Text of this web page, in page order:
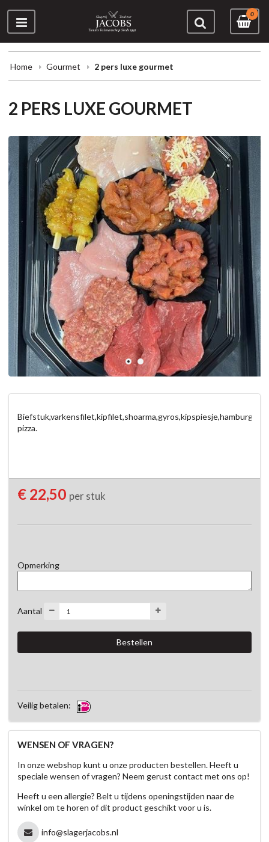
0
Home Gourmet 2 pers luxe gourmet
2 PERS LUXE GOURMET
pizza.
€ 22,50 per stuk
Opmerking
Aantal
Veilig betalen:
WENSEN OF VRAGEN?
In onze webshop kunt u onze producten bestellen. Heeft u
speciale wensen of vragen? Neem gerust contact met ons op!
Heeft u een allergie? Belt u tijdens openingstijden naar de
winkel om te horen of dit product geschikt voor u is.
info@slagerjacobs.nl